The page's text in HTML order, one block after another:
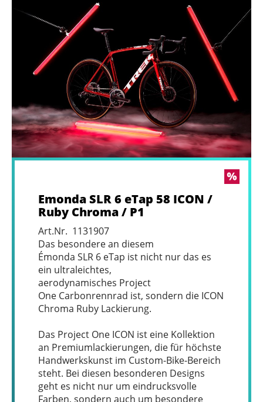
Emonda SLR 6 eTap 58 ICON /
Ruby Chroma / P1
Art.Nr. 1131907
Das besondere an diesem
Émonda SLR 6 eTap ist nicht nur das es
ein ultraleichtes,
aerodynamisches Project
One Carbonrennrad ist, sondern die ICON
Chroma Ruby Lackierung.
Das Project One ICON ist eine Kollektion
an Premiumlackierungen, die für höchste
Handwerkskunst im Custom-Bike-Bereich
steht. Bei diesen besonderen Designs
geht es nicht nur um eindrucksvolle
Farben, sondern auch um besondere